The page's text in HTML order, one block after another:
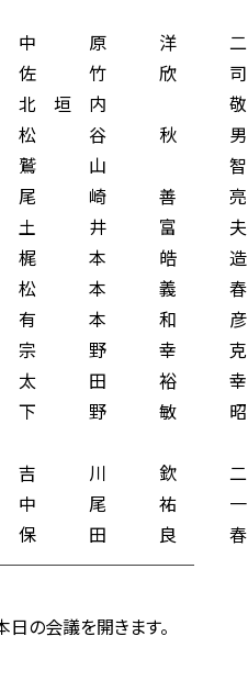
原 洋 二
欣 司
垣 内 敬
松 谷 秋 男
鷲 山 智
崎 善 亮
井 富 夫
本 皓 造
本 義 春
本 和 彦
野 幸 克
太 田 裕 幸
下 野 敏 昭
川 欽 二
尾 祐 一
保 田 良 春
の会議を開きます。